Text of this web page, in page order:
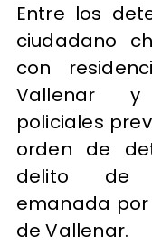
Entre los
ciudadano
con
Vallenar y
policiales
orden de
delito de
emanada
de Vallenar.